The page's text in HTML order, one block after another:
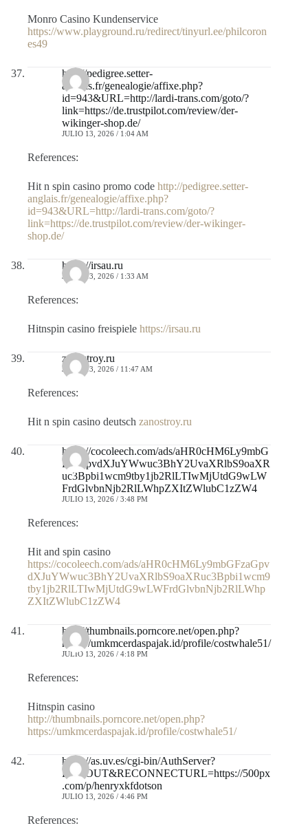
Monro Casino Kundenservice
https://www.playground.ru/redirect/tinyurl.ee/philcoron
es49
http://pedigree.setter-
anglais.fr/genealogie/affixe.php?
id=943&URL=http://lardi-trans.com/goto/?
link=https://de.trustpilot.com/review/der-
wikinger-shop.de/
JULIO 13, 2026 / 1:04 AM
References:
Hit n spin casino promo code http://pedigree.setter-
anglais.fr/genealogie/affixe.php?
id=943&URL=http://lardi-trans.com/goto/?
link=https://de.trustpilot.com/review/der-wikinger-
shop.de/
https://irsau.ru
JULIO 13, 2026 / 1:33 AM
References:
Hitnspin casino freispiele https://irsau.ru
zanostroy.ru
JULIO 13, 2026 / 11:47 AM
References:
Hit n spin casino deutsch zanostroy.ru
https://cocoleech.com/ads/aHR0cHM6Ly9mbG
FzaGpvdXJuYWwuc3BhY2UvaXRlbS9oaXR
uc3Bpbi1wcm9tby1jb2RlLTIwMjUtdG9wLW
FrdGlvbnNjb2RlLWhpZXItZWlubC1zZW4
JULIO 13, 2026 / 3:48 PM
References:
Hit and spin casino
https://cocoleech.com/ads/aHR0cHM6Ly9mbGFzaGpv
dXJuYWwuc3BhY2UvaXRlbS9oaXRuc3Bpbi1wcm9
tby1jb2RlLTIwMjUtdG9wLWFrdGlvbnNjb2RlLWhp
ZXItZWlubC1zZW4
http://thumbnails.porncore.net/open.php?
https://umkmcerdaspajak.id/profile/costwhale51/
JULIO 13, 2026 / 4:18 PM
References:
Hitnspin casino
http://thumbnails.porncore.net/open.php?
https://umkmcerdaspajak.id/profile/costwhale51/
https://as.uv.es/cgi-bin/AuthServer?
LOGOUT&RECONNECTURL=https://500px
.com/p/henryxkfdotson
JULIO 13, 2026 / 4:46 PM
References: